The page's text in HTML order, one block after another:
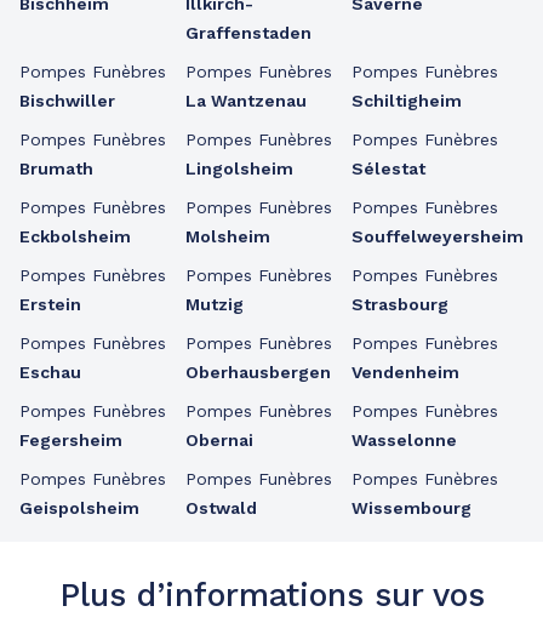
Pompes Funèbres
Bischwiller
Pompes Funèbres
Brumath
Pompes Funèbres
Eckbolsheim
Pompes Funèbres
Erstein
Pompes Funèbres
Eschau
Pompes Funèbres
Fegersheim
Pompes Funèbres
Geispolsheim
Graffenstaden
Pompes Funèbres
La Wantzenau
Pompes Funèbres
Lingolsheim
Pompes Funèbres
Molsheim
Pompes Funèbres
Mutzig
Pompes Funèbres
Oberhausbergen
Pompes Funèbres
Obernai
Pompes Funèbres
Ostwald
Pompes Funèbres
Schiltigheim
Pompes Funèbres
Sélestat
Pompes Funèbres
Souffelweyersheim
Pompes Funèbres
Strasbourg
Pompes Funèbres
Vendenheim
Pompes Funèbres
Wasselonne
Pompes Funèbres
Wissembourg
Plus d’informations sur vos